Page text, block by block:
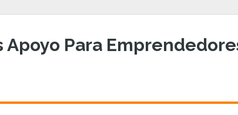
Apoyo Para